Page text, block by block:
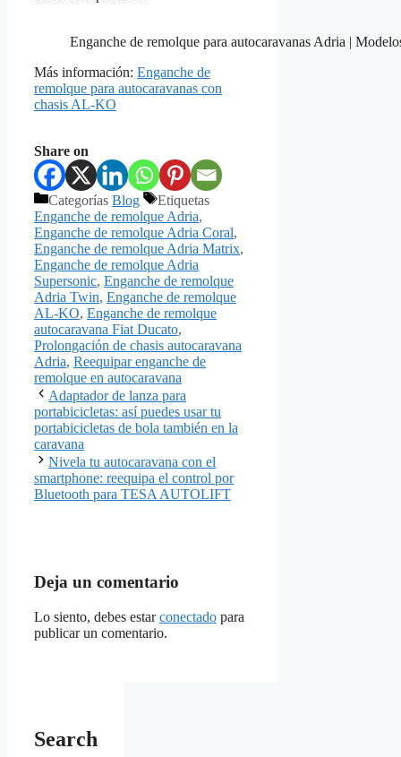
Enganche de remolque para autocaravanas Adria |
Más información: Enganche de
remolque para autocaravanas con
chasis AL-KO
Share on
Categorías Blog
Etiquetas
Enganche de remolque Adria,
Enganche de remolque Adria Coral,
Enganche de remolque Adria Matrix,
Enganche de remolque Adria
Supersonic, Enganche de remolque
Adria Twin, Enganche de remolque
AL-KO, Enganche de remolque
autocaravana Fiat Ducato,
Prolongación de chasis autocaravana
Adria, Reequipar enganche de
remolque en autocaravana
Adaptador de lanza para
portabicicletas: así puedes usar tu
portabicicletas de bola también en la
caravana
Nivela tu autocaravana con el
smartphone: reequipa el control por
Bluetooth para TESA AUTOLIFT
Deja un comentario
Lo siento, debes estarconectado para
publicar un comentario.
Search